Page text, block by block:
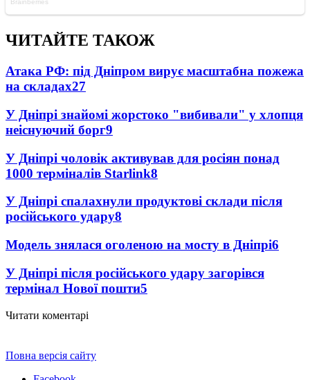
ЧИТАЙТЕ ТАКОЖ
Атака РФ: під Дніпром вирує масштабна пожежа
на складах27
У Дніпрі знайомі жорстоко "вибивали" у хлопця
неіснуючий борг9
У Дніпрі чоловік активував для росіян понад
1000 терміналів Starlink8
У Дніпрі спалахнули продуктові склади після
російського удару8
Модель знялася оголеною на мосту в Дніпрі6
У Дніпрі після російського удару загорівся
термінал Нової пошти5
Читати коментарі
Повна версія сайту